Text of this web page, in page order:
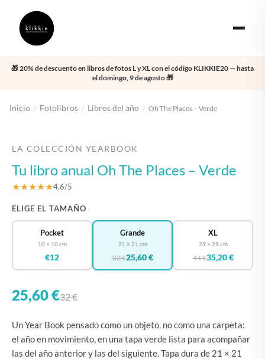
🎁 20% de descuento en libros de fotos L y XL con el código KLIKKIE20 — hasta
el domingo, 9 de agosto 🎁
Inicio / Fotolibros / Libros del año / Oh The Places – Verde
LA COLECCIÓN YEARBOOK
Tu libro anual Oh The Places – Verde
★★★★★4,6/5
ELIGE EL TAMAÑO
Pocket
10 × 10 cm
€12
Grande
21 × 21 cm
32 €25,60 €
XL
29 × 29 cm
44 €35,20 €
25,60 €32 €
Un Year Book pensado como un objeto, no como una carpeta:
el año en movimiento, en una tapa verde lista para acompañar
las del año anterior y las del siguiente. Tapa dura de 21 × 21